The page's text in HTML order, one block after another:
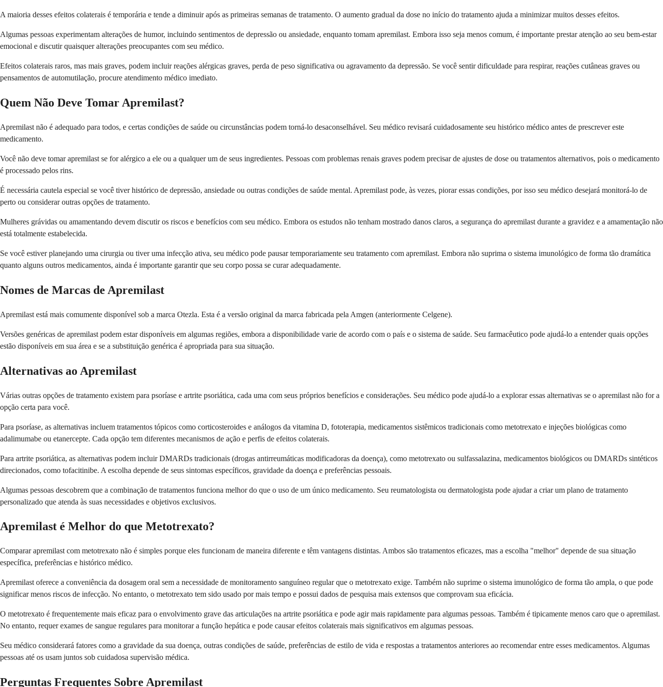
A maioria desses efeitos colaterais é temporária e tende a diminuir após as primeiras semanas de tratamento. O aumento gradual da dose no início do tratamento ajuda a minimizar muitos desses efeitos.
Algumas pessoas experimentam alterações de humor, incluindo sentimentos de depressão ou ansiedade, enquanto tomam apremilast. Embora isso seja menos comum, é importante prestar atenção ao seu bem-estar
emocional e discutir quaisquer alterações preocupantes com seu médico.
Efeitos colaterais raros, mas mais graves, podem incluir reações alérgicas graves, perda de peso significativa ou agravamento da depressão. Se você sentir dificuldade para respirar, reações cutâneas graves ou
pensamentos de automutilação, procure atendimento médico imediato.
Quem Não Deve Tomar Apremilast?
Apremilast não é adequado para todos, e certas condições de saúde ou circunstâncias podem torná-lo desaconselhável. Seu médico revisará cuidadosamente seu histórico médico antes de prescrever este
medicamento.
Você não deve tomar apremilast se for alérgico a ele ou a qualquer um de seus ingredientes. Pessoas com problemas renais graves podem precisar de ajustes de dose ou tratamentos alternativos, pois o medicamento
é processado pelos rins.
É necessária cautela especial se você tiver histórico de depressão, ansiedade ou outras condições de saúde mental. Apremilast pode, às vezes, piorar essas condições, por isso seu médico desejará monitorá-lo de
perto ou considerar outras opções de tratamento.
Mulheres grávidas ou amamentando devem discutir os riscos e benefícios com seu médico. Embora os estudos não tenham mostrado danos claros, a segurança do apremilast durante a gravidez e a amamentação não
está totalmente estabelecida.
Se você estiver planejando uma cirurgia ou tiver uma infecção ativa, seu médico pode pausar temporariamente seu tratamento com apremilast. Embora não suprima o sistema imunológico de forma tão dramática
quanto alguns outros medicamentos, ainda é importante garantir que seu corpo possa se curar adequadamente.
Nomes de Marcas de Apremilast
Apremilast está mais comumente disponível sob a marca Otezla. Esta é a versão original da marca fabricada pela Amgen (anteriormente Celgene).
Versões genéricas de apremilast podem estar disponíveis em algumas regiões, embora a disponibilidade varie de acordo com o país e o sistema de saúde. Seu farmacêutico pode ajudá-lo a entender quais opções
estão disponíveis em sua área e se a substituição genérica é apropriada para sua situação.
Alternativas ao Apremilast
Várias outras opções de tratamento existem para psoríase e artrite psoriática, cada uma com seus próprios benefícios e considerações. Seu médico pode ajudá-lo a explorar essas alternativas se o apremilast não for a
opção certa para você.
Para psoríase, as alternativas incluem tratamentos tópicos como corticosteroides e análogos da vitamina D, fototerapia, medicamentos sistêmicos tradicionais como metotrexato e injeções biológicas como
adalimumabe ou etanercepte. Cada opção tem diferentes mecanismos de ação e perfis de efeitos colaterais.
Para artrite psoriática, as alternativas podem incluir DMARDs tradicionais (drogas antirreumáticas modificadoras da doença), como metotrexato ou sulfassalazina, medicamentos biológicos ou DMARDs sintéticos
direcionados, como tofacitinibe. A escolha depende de seus sintomas específicos, gravidade da doença e preferências pessoais.
Algumas pessoas descobrem que a combinação de tratamentos funciona melhor do que o uso de um único medicamento. Seu reumatologista ou dermatologista pode ajudar a criar um plano de tratamento
personalizado que atenda às suas necessidades e objetivos exclusivos.
Apremilast é Melhor do que Metotrexato?
Comparar apremilast com metotrexato não é simples porque eles funcionam de maneira diferente e têm vantagens distintas. Ambos são tratamentos eficazes, mas a escolha "melhor" depende de sua situação
específica, preferências e histórico médico.
Apremilast oferece a conveniência da dosagem oral sem a necessidade de monitoramento sanguíneo regular que o metotrexato exige. Também não suprime o sistema imunológico de forma tão ampla, o que pode
significar menos riscos de infecção. No entanto, o metotrexato tem sido usado por mais tempo e possui dados de pesquisa mais extensos que comprovam sua eficácia.
O metotrexato é frequentemente mais eficaz para o envolvimento grave das articulações na artrite psoriática e pode agir mais rapidamente para algumas pessoas. Também é tipicamente menos caro que o apremilast.
No entanto, requer exames de sangue regulares para monitorar a função hepática e pode causar efeitos colaterais mais significativos em algumas pessoas.
Seu médico considerará fatores como a gravidade da sua doença, outras condições de saúde, preferências de estilo de vida e respostas a tratamentos anteriores ao recomendar entre esses medicamentos. Algumas
pessoas até os usam juntos sob cuidadosa supervisão médica.
Perguntas Frequentes Sobre Apremilast